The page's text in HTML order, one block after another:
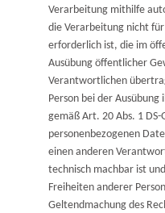
Verarbeitung mithilfe
die Verarbeitung nicht
erforderlich ist, die im
Ausübung öffentlicher
Verantwortlichen
Person bei der
gemäß Art. 20 Abs. 1
personenbezogenen
einen anderen
technisch machbar ist
Freiheiten anderer
Geltendmachung des